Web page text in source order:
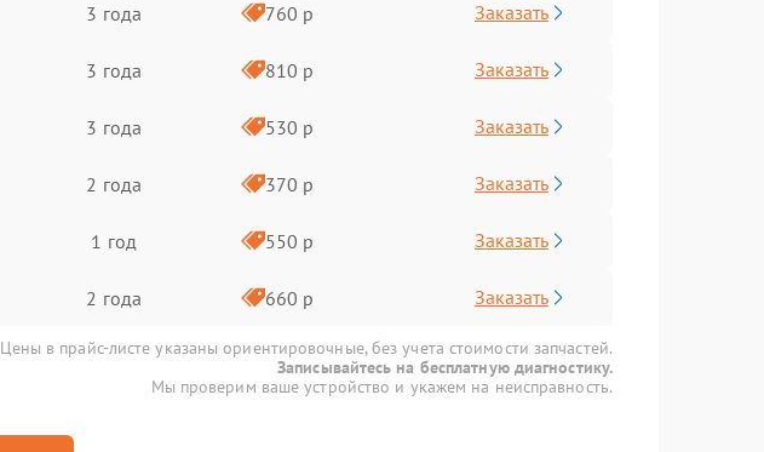
3 года 760 р Заказать
3 года 810 р Заказать
3 года 530 р Заказать
2 года 370 р Заказать
1 год 550 р Заказать
2 года 660 р Заказать
Цены в прайс-листе указаны ориентировочные, без учета стоимости запчастей.
Записывайтесь на бесплатную диагностику.
Мы проверим ваше устройство и укажем на неисправность.